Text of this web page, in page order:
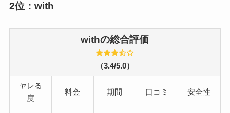
2位：with
withの総合評価
（3.4/5.0）
ヤレる
度
料金 期間 口コミ 安全性